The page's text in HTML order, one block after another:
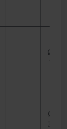
Ø
Ø
30